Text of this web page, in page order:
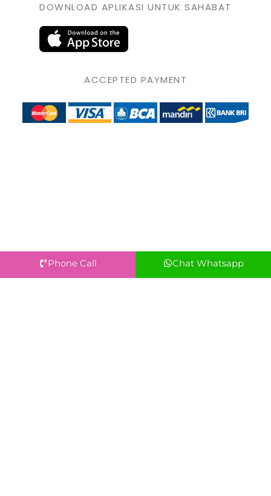
DOWNLOAD APLIKASI UNTUK SAHABAT
ACCEPTED PAYMENT
Phone Call Chat Whatsapp